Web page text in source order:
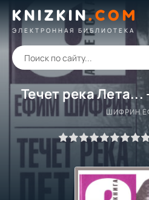
KNIZKIN.COM
ЭЛЕКТРОННАЯ БИБЛИОТЕКА
Течет река
ШИФРИН